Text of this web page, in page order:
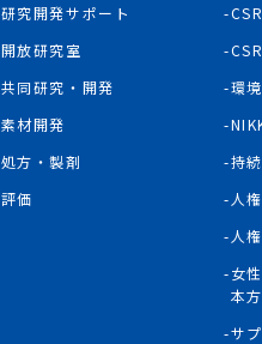
研究開発サポート
開放研究室
共同研究・開発
素材開発
処方・製剤
評価
環境
持
人
人
女
本
サ